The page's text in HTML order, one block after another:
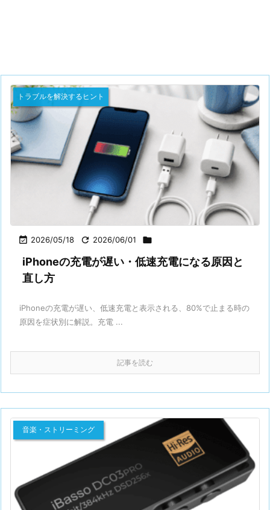
 2026/05/18  2026/06/01 
トラブルを解決するヒント
iPhoneの充電が遅い・低速充電になる原因と
直し方
iPhoneの充電が遅い、低速充電と表示される、80%で止まる時の
原因を症状別に解説。充電 ...
記事を読む
音楽・ストリーミング